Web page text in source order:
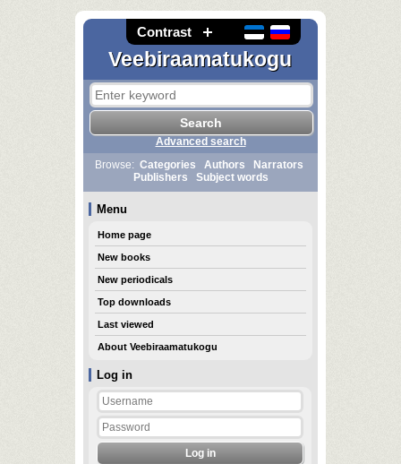
Contrast
Veebiraamatukogu
Log in
Advanced search
Browse: Categories Authors
Narrators
Publishers
Subject words
Menu
Home page
New books
New periodicals
Top downloads
Last viewed
About Veebiraamatukogu